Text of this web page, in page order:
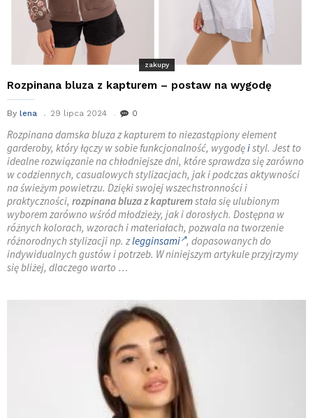
zakupy
Rozpinana bluza z kapturem – postaw na wygodę
By lena 29 lipca 2024 0
Rozpinana damska bluza z kapturem to niezastąpiony element
garderoby, który łączy w sobie funkcjonalność, wygodęistyl. Jest to
idealne rozwiązanie na chłodniejsze dni, które sprawdza się zarówno
w codziennych, casualowych stylizacjach, jak i podczas aktywności
na świeżym powietrzu. Dzięki swojej wszechstronności i
praktyczności, rozpinana bluza z kapturemstała się ulubionym
wyborem zarówno wśród młodzieży, jak i dorosłych. Dostępna w
różnych kolorach, wzorach i materiałach, pozwala na tworzenie
różnorodnych stylizacji np. zlegginsami , dopasowanych do
indywidualnych gustów i potrzeb. W niniejszym artykule przyjrzymy
się bliżej, dlaczego warto …